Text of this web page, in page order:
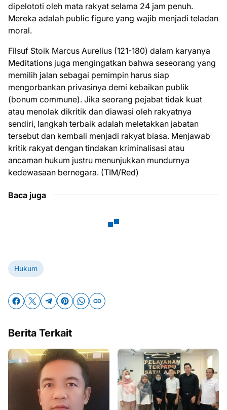
dipelototi oleh mata rakyat selama 24 jam penuh.
Mereka adalah public figure yang wajib menjadi teladan
moral.
Filsuf Stoik Marcus Aurelius (121-180) dalam karyanya
Meditations juga mengingatkan bahwa seseorang yang
memilih jalan sebagai pemimpin harus siap
mengorbankan privasinya demi kebaikan publik
(bonum commune). Jika seorang pejabat tidak kuat
atau menolak dikritik dan diawasi oleh rakyatnya
sendiri, langkah terbaik adalah meletakkan jabatan
tersebut dan kembali menjadi rakyat biasa. Menjawab
kritik rakyat dengan tindakan kriminalisasi atau
ancaman hukum justru menunjukkan mundurnya
kedewasaan bernegara. (TIM/Red)
Baca juga
Hukum
Berita Terkait